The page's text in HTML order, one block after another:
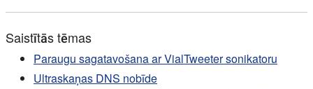
Saistītās tēmas
Paraugu sagatavošana ar VialTweeter sonikatoru
Ultraskaņas DNS nobīde